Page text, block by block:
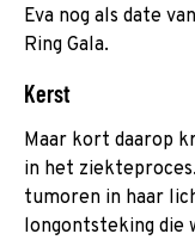
Eva nog als date
Ring Gala.
Kerst
Maar kort daarop
in het
tumoren in haar
longontsteking die